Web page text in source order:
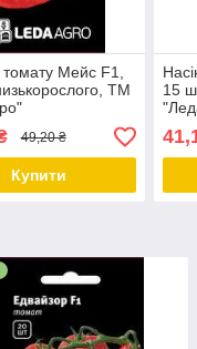
томату Мейс F1,
ТМ
49,20 ₴
Купити
15